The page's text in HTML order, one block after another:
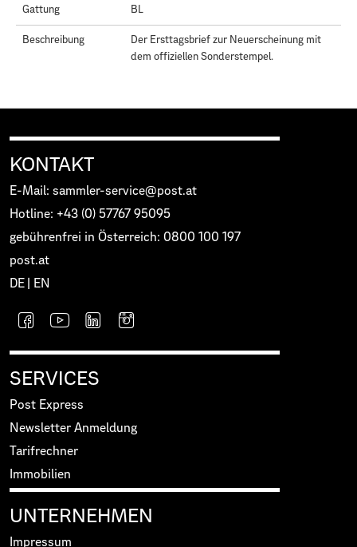
Gattung BL
Beschreibung
Der Ersttagsbrief zur Neuerscheinung mit
dem offiziellen Sonderstempel.
KONTAKT
E-Mail: sammler-service@post.at
Hotline: +43 (0) 57767 95095
gebührenfrei in Österreich: 0800 100 197
post.at
DE
EN
SERVICES
Post Express
Newsletter Anmeldung
Tarifrechner
Immobilien
UNTERNEHMEN
Impressum